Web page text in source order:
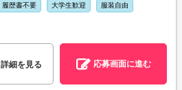
履歴書不要 大学生歓迎 服装自由
詳細を見る 応募画面に進む